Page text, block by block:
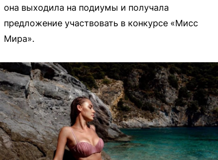
она выходила на подиумы и получала
предложение участвовать в конкурсе «Мисс
Мира».